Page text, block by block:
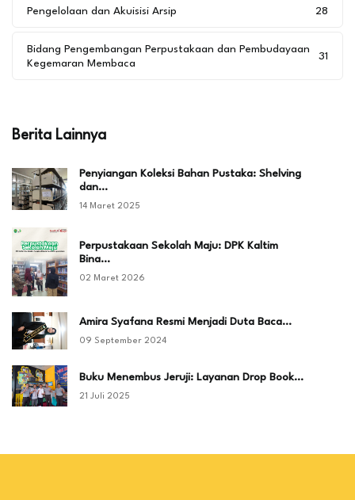
Pengelolaan dan Akuisisi Arsip 28
Bidang Pengembangan Perpustakaan dan Pembudayaan
Kegemaran Membaca
31
Berita Lainnya
Penyiangan Koleksi Bahan Pustaka: Shelving
dan…
14 Maret 2025
Perpustakaan Sekolah Maju: DPK Kaltim
Bina…
02 Maret 2026
Amira Syafana Resmi Menjadi Duta Baca…
09 September 2024
Buku Menembus Jeruji: Layanan Drop Book…
21 Juli 2025